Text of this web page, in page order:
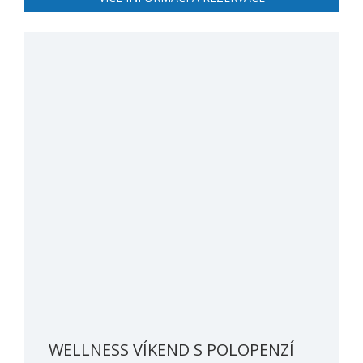
WELLNESS VÍKEND S POLOPENZÍ